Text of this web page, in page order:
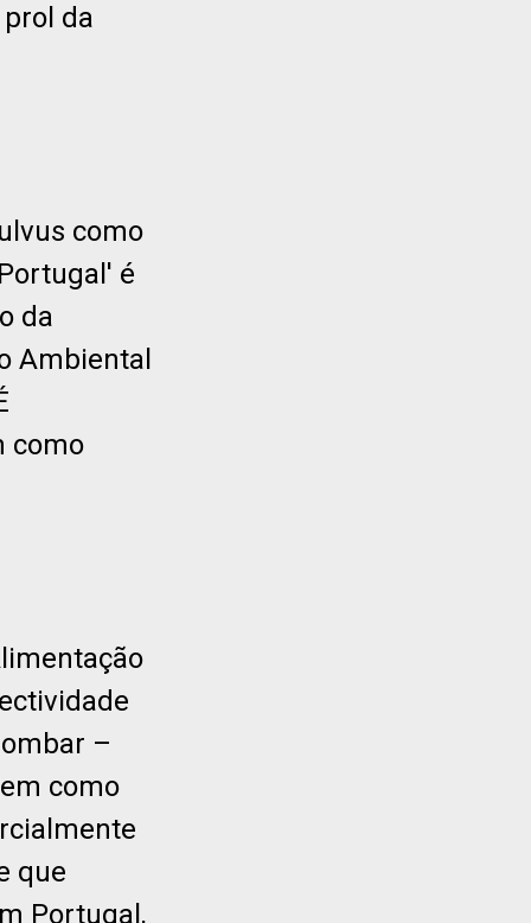
da
como
é
da
Ambiental
como
–
como
que
Portugal,